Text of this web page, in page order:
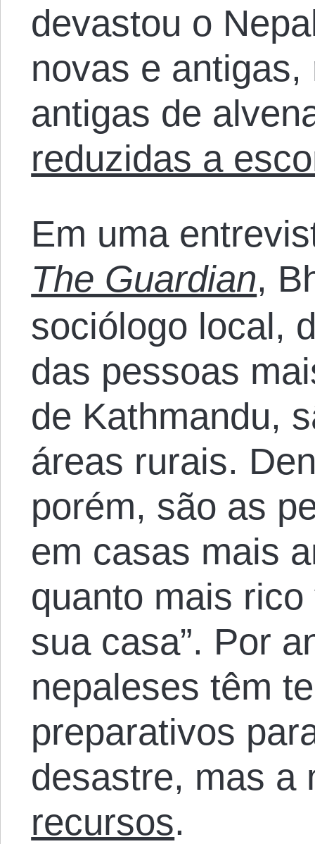
devastou o
novas e
antigas de
reduzidas a
Em uma
The Guardian,
sociólogo local,
das pessoas
de Kathmandu,
áreas rurais.
porém, são as
em casas mais
quanto mais
sua casa”. Por
nepaleses têm
preparativos
desastre, mas
recursos.